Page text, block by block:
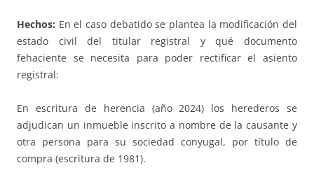
Hechos: En el caso debatido se plantea la modificación del
estado civil del titular registral y qué documento
fehaciente se necesita para poder rectificar el asiento
registral:
En escritura de herencia (año 2024) los herederos se
adjudican un inmueble inscrito a nombre de la causante y
otra persona para su sociedad conyugal, por título de
compra (escritura de 1981).